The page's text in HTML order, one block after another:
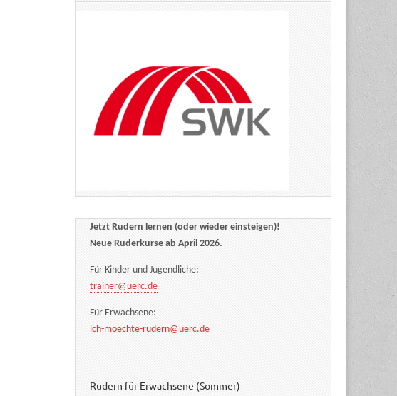
Jetzt Rudern lernen (oder wieder einsteigen)!
Neue Ruderkurse ab April 2026.
Für Kinder und Jugendliche:
trainer@uerc.de
Für Erwachsene:
ich-moechte-rudern@uerc.de
Rudern für Erwachsene (Sommer)